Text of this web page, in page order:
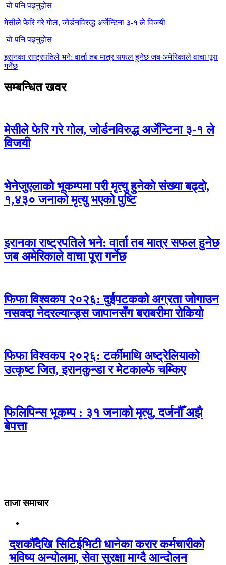
यो पनि पढ्नुहोस
मेसीले फेरि गरे गोल, जोर्डनविरुद्ध अर्जेन्टिना ३-१ ले विजयी
यो पनि पढ्नुहोस
इरानका राष्ट्रपतिले भने: वार्ता तब मात्र सफल हुनेछ जब अमेरिकाले वाचा पूरा
गर्नेछ
सम्बन्धित खवर
मेसीले फेरि गरे गोल, जोर्डनविरुद्ध अर्जेन्टिना ३-१ ले
विजयी
भेनेजुएलाको भूकम्पमा परी मृत्यु हुनेको संख्या बढ्दो,
१,४३० जनाको मृत्यु भएको पुष्टि
इरानका राष्ट्रपतिले भने: वार्ता तब मात्र सफल हुनेछ
जब अमेरिकाले वाचा पूरा गर्नेछ
फिफा विश्वकप २०२६: दुईपटकको अग्रता जोगाउन
नसक्दा नेदरल्यान्ड्स जापानसँग बराबरीमा रोकियो
फिफा विश्वकप २०२६: टर्कीमाथि अष्ट्रेलियाको
उत्कृष्ट जित, इरानकुन्डा र मेटकाल्फे चम्किए
फिलिपिन्स भूकम्प : ३१ जनाको मृत्यु, दर्जनौँ अझै
बेपत्ता
ताजा समाचार
दशकौँदेखि सिटिईभिटी धानेका करार कर्मचारीको
भविष्य अन्योलमा, सेवा सुरक्षा माग्दै आन्दोलन